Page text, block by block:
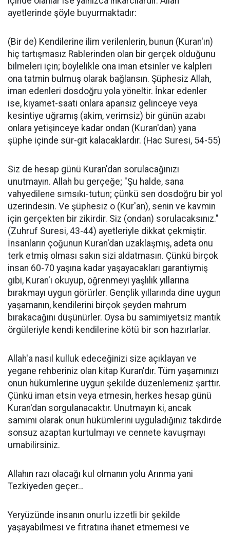
ayetlerinde şöyle buyurmaktadır:
(Bir de) Kendilerine ilim verilenlerin, bunun (Kuran'ın)
hiç tartışmasız Rablerinden olan bir gerçek olduğunu
bilmeleri için; böylelikle ona iman etsinler ve kalpleri
ona tatmin bulmuş olarak bağlansın. Şüphesiz Allah,
iman edenleri dosdoğru yola yöneltir. İnkar edenler
ise, kıyamet-saati onlara apansız gelinceye veya
kesintiye uğramış (akim, verimsiz) bir günün azabı
onlara yetişinceye kadar ondan (Kuran'dan) yana
şüphe içinde sür-git kalacaklardır. (Hac Suresi, 54-55)
Siz de hesap günü Kuran'dan sorulacağınızı
unutmayın. Allah bu gerçeğe; "Şu halde, sana
vahyedilene sımsıkı-tutun; çünkü sen dosdoğru bir yol
üzerindesin. Ve şüphesiz o (Kur'an), senin ve kavmin
için gerçekten bir zikirdir. Siz (ondan) sorulacaksınız."
(Zuhruf Suresi, 43-44) ayetleriyle dikkat çekmiştir.
İnsanların çoğunun Kuran'dan uzaklaşmış, adeta onu
terk etmiş olması sakın sizi aldatmasın. Çünkü birçok
insan 60-70 yaşına kadar yaşayacakları garantiymiş
gibi, Kuran'ı okuyup, öğrenmeyi yaşlılık yıllarına
bırakmayı uygun görürler. Gençlik yıllarında dine uygun
yaşamanın, kendilerini birçok şeyden mahrum
bırakacağını düşünürler. Oysa bu samimiyetsiz mantık
örgüleriyle kendi kendilerine kötü bir son hazırlarlar.
Allah'a nasıl kulluk edeceğinizi size açıklayan ve
yegane rehberiniz olan kitap Kuran'dır. Tüm yaşamınızı
onun hükümlerine uygun şekilde düzenlemeniz şarttır.
Çünkü iman etsin veya etmesin, herkes hesap günü
Kuran'dan sorgulanacaktır. Unutmayın ki, ancak
samimi olarak onun hükümlerini uyguladığınız takdirde
sonsuz azaptan kurtulmayı ve cennete kavuşmayı
umabilirsiniz.
Allahın razı olacağı kul olmanın yolu Arınma yani
Tezkiyeden geçer…
Yeryüzünde insanın onurlu izzetli bir şekilde
yaşayabilmesi ve fıtratına ihanet etmemesi ve